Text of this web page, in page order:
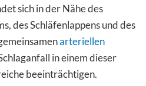
sich in der Nähe des
des Schläfenlappens und des
arteriellen
in einem dieser
beeinträchtigen.